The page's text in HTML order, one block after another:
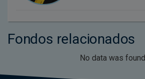
Fondos relacionados
No data was found